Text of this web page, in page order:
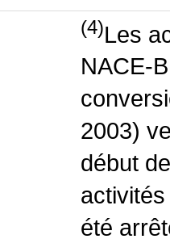
(4)Les
NACE-
2003)
début
été